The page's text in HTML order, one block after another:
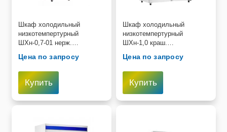
Шкаф холодильный
низкотемпертурный
ШХн-0,7-01 нерж.
верх.агрегат, ТЭН оттайк
Цена по запросу
Купить
Шкаф холодильный
низкотемпертурный
ШХн-1,0 краш.
верх.агрегат, ТЭН оттайки,
Цена по запросу
Купить